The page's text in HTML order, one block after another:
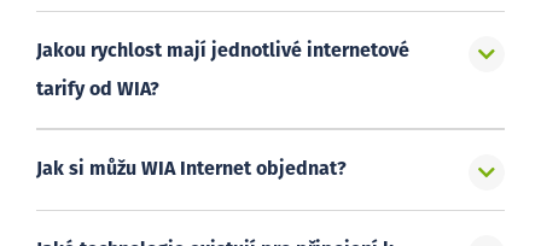
Jakou rychlost mají jednotlivé internetové
tarify od WIA?
Jak si můžu WIA Internet objednat?